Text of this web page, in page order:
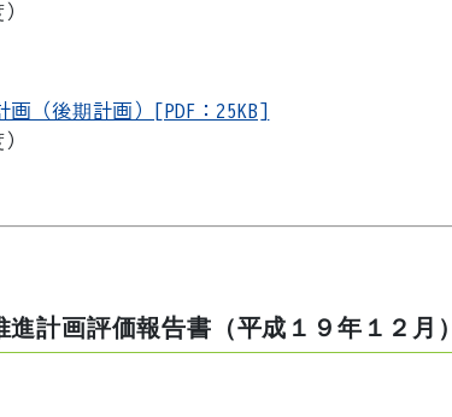
（後期計画）[PDF：25KB]
計画評価報告書（平成１９年１２月）